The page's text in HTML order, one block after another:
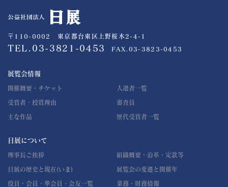
〒110-0002 東京都台東区上野桜木2-4-1
TEL.03-3821-0453 FAX.03-3823-0453
展覧会情報
開催概要・チケット 入選者一覧
受賞者・授賞理由 審査員
主な作品 歴代受賞者一覧
日展について
理事長ご挨拶 組織概要・沿革・定款等
日展の歴史と現在(いま) 展覧会の変遷と開催年
役員・会員・準会員・会友一覧 業務・財務情報